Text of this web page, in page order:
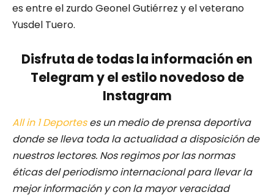
es entre el zurdo Geonel Gutiérrez y el veterano
Yusdel Tuero.
Disfruta de todas la información en
Telegram y el estilo novedoso de
Instagram
All in 1 Deporteses un medio de prensa deportiva
donde se lleva toda la actualidad a disposición de
nuestros lectores. Nos regimos por las normas
éticas del periodismo internacional para llevar la
mejor información y con la mayor veracidad